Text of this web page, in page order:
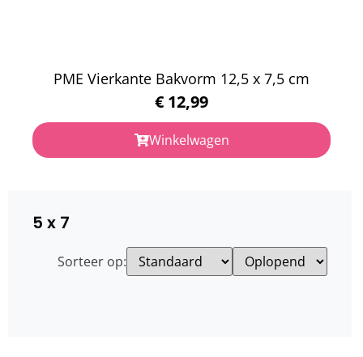
PME Vierkante Bakvorm 12,5 x 7,5 cm
€ 12,99
Winkelwagen
5 x 7
Sorteer op: